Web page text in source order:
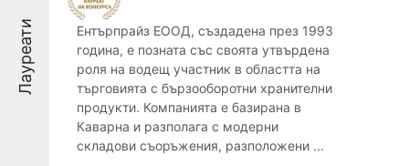
Лауреати
Ентърпрайз ЕООД, създадена през 1993
година, е позната със своята утвърдена
роля на водещ участник в областта на
търговията с бързооборотни хранителни
продукти. Компанията е базирана в
Каварна и разполага с модерни
складови съоръжения, разположени ...